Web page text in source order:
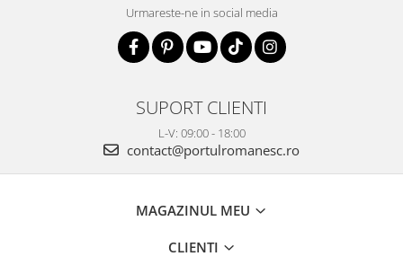
Urmareste-ne in social media
SUPORT CLIENTI
L-V: 09:00 - 18:00
contact@portulromanesc.ro
MAGAZINUL MEU
CLIENTI